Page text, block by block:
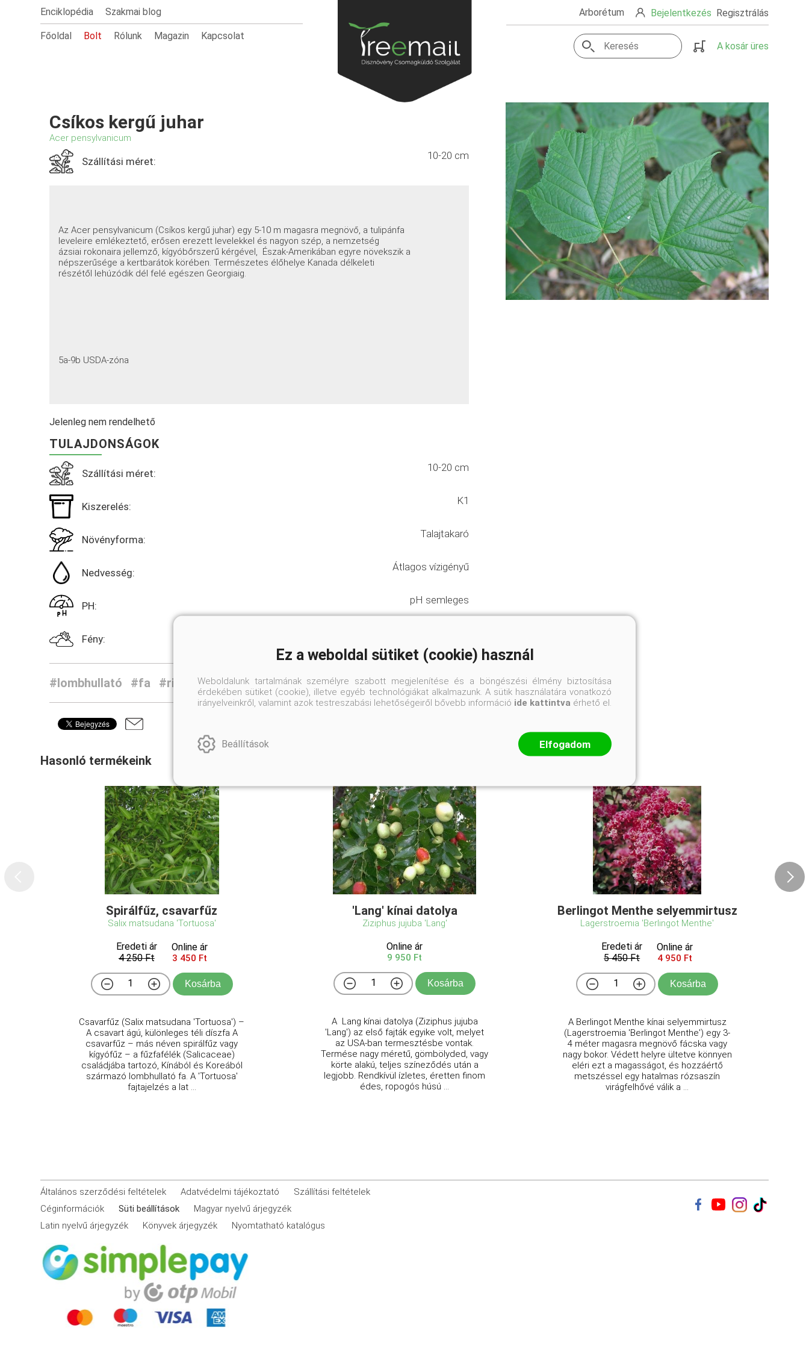
Enciklopédia Szakmai blog
Főoldal Bolt Rólunk Magazin Kapcsolat
Arborétum Bejelentkezés Regisztrálás
A kosár üres
Csíkos kergű juhar
Acer pensylvanicum
Szállítási méret: 10-20 cm
Az Acer pensylvanicum (Csíkos kergű juhar) egy 5-10 m magasra megnövő, a tulipánfa
leveleire emlékeztető, erősen erezett levelekkel és nagyon szép, a nemzetség
ázsiai rokonaira jellemző, kígyóbőrszerű kérgével, Észak-Amerikában egyre növekszik a
népszerűsége a kertbarátok körében. Természetes élőhelye Kanada délkeleti
részétől lehúzódik dél felé egészen Georgiaig.
5a-9b USDA-zóna
Jelenleg nem rendelhető
TULAJDONSÁGOK
Szállítási méret: 10-20 cm
Kiszerelés: K1
Növényforma: Talajtakaró
Nedvesség: Átlagos vízigényű
PH: pH semleges
Fény:
#lombhullató #fa #ritkaság
Hasonló termékeink
Spirálfűz, csavarfűz
Salix matsudana 'Tortuosa'
Eredeti ár
4 250 Ft
Online ár
3 450 Ft
Kosárba
Csavarfűz (Salix matsudana 'Tortuosa') –
A csavart ágú, különleges téli díszfa A
csavarfűz – más néven spirálfűz vagy
kígyófűz – a fűzfafélék (Salicaceae)
családjába tartozó, Kínából és Koreából
származó lombhullató fa. A 'Tortuosa'
fajtajelzés a lat ...
'Lang' kínai datolya
Ziziphus jujuba 'Lang'
Online ár
9 950 Ft
Kosárba
A Lang kínai datolya (Ziziphus jujuba
'Lang') az első fajták egyike volt, melyet
az USA-ban termesztésbe vontak.
Termése nagy méretű, gömbölyded, vagy
körte alakú, teljes színeződés után a
legjobb. Rendkívül ízletes, éretten finom
édes, ropogós húsú ...
Berlingot Menthe selyemmirtusz
Lagerstroemia 'Berlingot Menthe'
Eredeti ár
5 450 Ft
Online ár
4 950 Ft
Kosárba
A Berlingot Menthe kínai selyemmirtusz
(Lagerstroemia 'Berlingot Menthe') egy 3-
4 méter magasra megnövő fácska vagy
nagy bokor. Védett helyre ültetve könnyen
eléri ezt a magasságot, és hozzáértő
metszéssel egy hatalmas rózsaszín
virágfelhővé válik a ...
Általános szerződési feltételek Adatvédelmi tájékoztató
Szállítási feltételek
Céginformációk
Süti beállítások
Magyar nyelvű árjegyzék
Latin nyelvű árjegyzék
Könyvek árjegyzék Nyomtatható katalógus
Ez a weboldal sütiket (cookie) használ
Weboldalunk tartalmának személyre szabott megjelenítése és a böngészési élmény biztosítása
érdekében sütiket (cookie), illetve egyéb technológiákat alkalmazunk. A sütik használatára vonatkozó
irányelveinkről, valamint azok testreszabási lehetőségeiről bővebb információ ide kattintva érhető el.
Beállítások Elfogadom